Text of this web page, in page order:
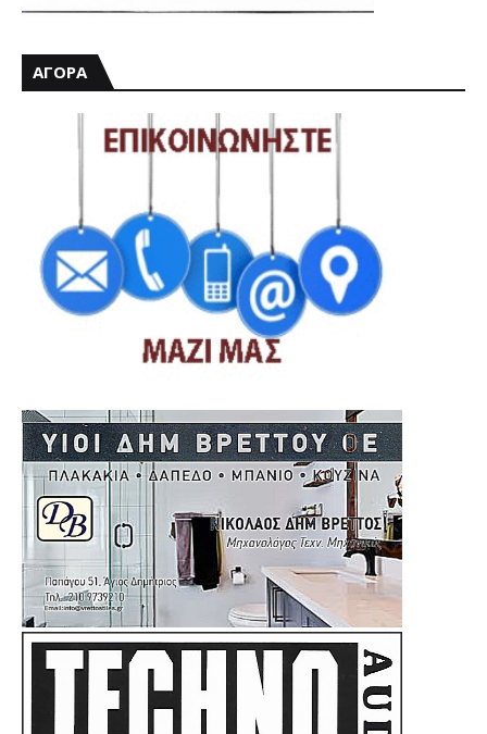
ΑΓΟΡΑ